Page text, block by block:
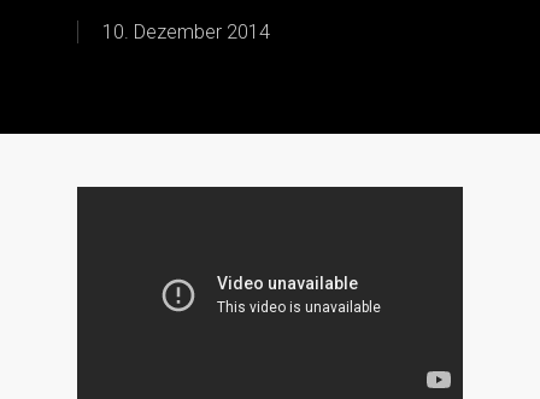
10. Dezember 2014